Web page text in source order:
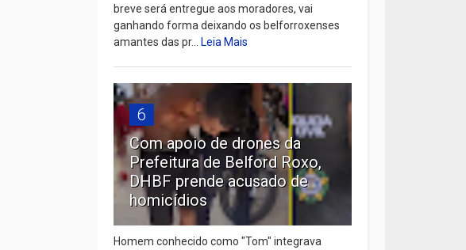
breve será entregue aos moradores, vai
ganhando forma deixando os belforroxenses
amantes das pr...Leia Mais
6
Com apoio de drones da
Prefeitura de Belford Roxo,
DHBF prende acusado de
homicídios
Homem conhecido como "Tom" integrava